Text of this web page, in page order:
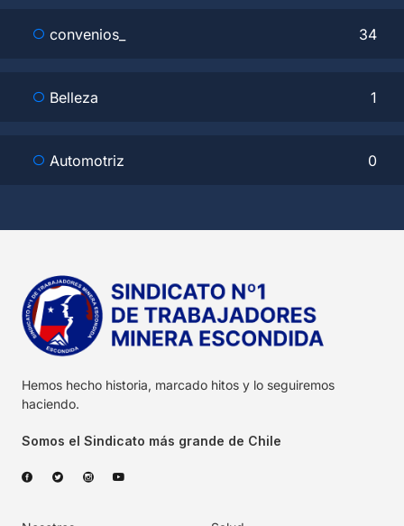
convenios_ 34
Belleza 1
Automotriz 0
Hemos hecho historia, marcado hitos y lo seguiremos
haciendo.
Somos el Sindicato más grande de Chile